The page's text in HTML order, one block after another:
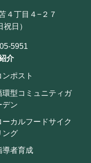
４丁目４−２７
日）
5951
介
ンポスト
環型コミュニティガ
デン
ーカルフードサイク
ング
導者育成